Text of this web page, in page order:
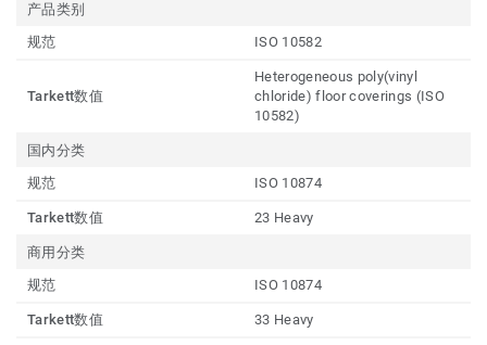
产品类别
规范
ISO 10582
Tarkett数值
Heterogeneous poly(vinyl
chloride) floor coverings (ISO
10582)
国内分类
规范
ISO 10874
Tarkett数值 23 Heavy
商用分类
规范
ISO 10874
Tarkett数值 33 Heavy